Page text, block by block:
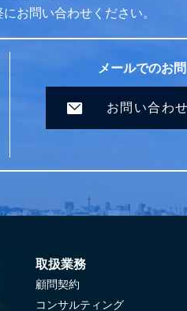
お問い合わせください。
メールでのお
お問い合わ
取扱業務
顧問契約
コンサルティング